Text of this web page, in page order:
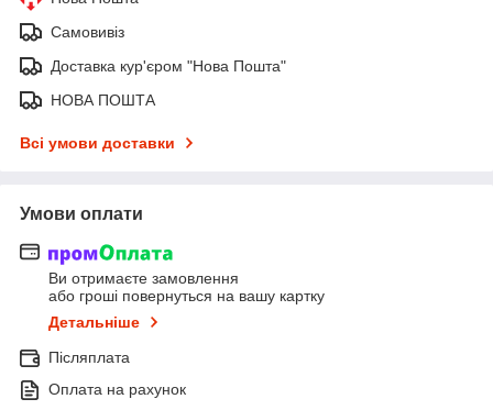
Самовивіз
Доставка кур'єром "Нова Пошта"
НОВА ПОШТА
Всі умови доставки
Умови оплати
Ви отримаєте замовлення
або гроші повернуться на вашу картку
Детальніше
Післяплата
Оплата на рахунок